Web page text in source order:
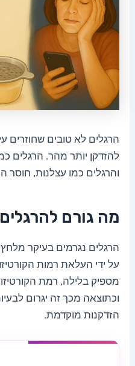
הרגלים לא טובים שחוזרים
להזדקן יותר מהר. הרגלים
והרגלים כמו עצלנות, חוסר
מה גורם
הרגלים נגרמים בעיקר מלחץ
על ידי העלאת רמות
מספיק בלילה, רמת
וכתוצאה מכך זה יגרום
הזדקנות מוקדמת.